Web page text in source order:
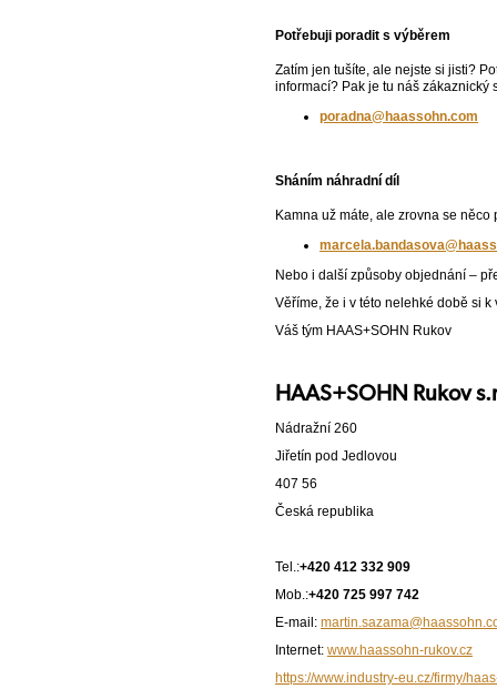
Potřebuji poradit s výběrem
Zatím jen tušíte, ale nejste si jisti?
informací? Pak je tu náš zákaznický
poradna@haassohn.com
Sháním náhradní díl
Kamna už máte, ale zrovna se
Nebo i další způsoby objednání –
Věříme, že i v této nelehké době si
Váš tým HAAS+SOHN Rukov
HAAS+SOHN Rukov
Nádražní 260
Jiřetín pod Jedlovou
407 56
Česká republika
Tel.:+420 412 332 909
Mob.:+420 725 997 742
E-mail:
Internet: www.haassohn-rukov.cz
https://www.industry-eu.cz/firmy/